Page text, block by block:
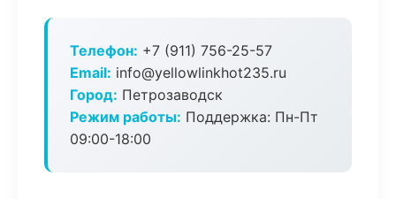
Телефон: +7 (911) 756-25-57
Email: info@yellowlinkhot235.ru
Город: Петрозаводск
Режим работы: Поддержка: Пн-Пт
09:00-18:00